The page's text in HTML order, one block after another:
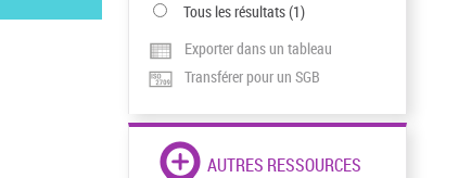
Tous les résultats(1)
Exporter dans un tableau
Transférer pour un SGB
AUTRES RESSOURCES